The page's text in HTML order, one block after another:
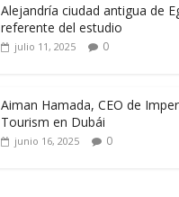
Alejandría ciudad antigua de
referente del estudio
julio 11, 2025 0
Aiman Hamada, CEO de
Tourism en Dubái
junio 16, 2025 0